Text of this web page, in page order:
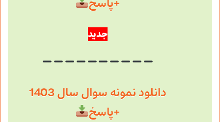
جدید
دانلود نمونه سوال سال 1403
+پاسخ